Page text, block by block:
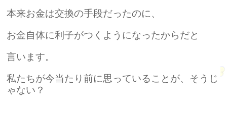
本来お金は交換の手段だったのに、
お金自体に利子がつくようになったからだと
言います。
私たちが今当たり前に思っていることが、そうじ
ゃない？